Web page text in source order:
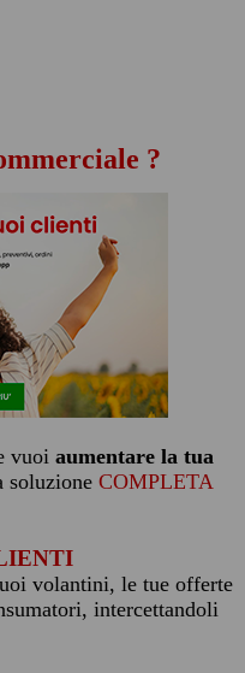
?
vuoi aumentare la tua
soluzione COMPLETA
volantini, le tue offerte
intercettandoli